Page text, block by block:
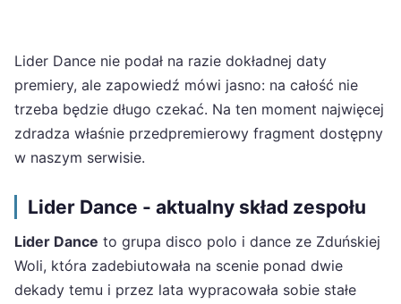
Lider Dance nie podał na razie dokładnej daty
premiery, ale zapowiedź mówi jasno: na całość nie
trzeba będzie długo czekać. Na ten moment najwięcej
zdradza właśnie przedpremierowy fragment dostępny
w naszym serwisie.
Lider Dance - aktualny skład zespołu
Lider Dance to grupa disco polo i dance ze Zduńskiej
Woli, która zadebiutowała na scenie ponad dwie
dekady temu i przez lata wypracowała sobie stałe